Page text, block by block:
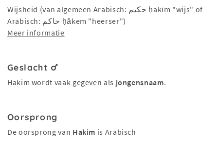
Wijsheid (van algemeen Arabisch: حكيم ḥakīm‎ "wijs" of
Arabisch: حاکم ḥākem‎ "heerser")
Meer informatie
Geslacht
Hakim wordt vaak gegeven als jongensnaam.
Oorsprong
De oorsprong van Hakim is Arabisch